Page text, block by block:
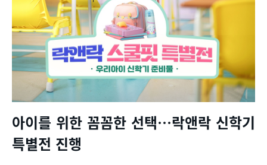
아이를 위한 꼼꼼한 선택…락앤락 신학기
특별전 진행